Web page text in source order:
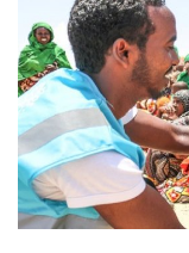
t
i
o
n